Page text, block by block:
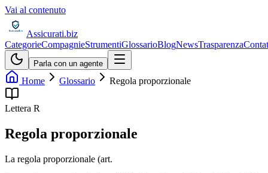
Vai al contenuto
Assicurati.biz
CategorieCompagnieStrumentiGlossarioBlogNewsTrasparenza
Parla con un agente
Home Glossario Regola proporzionale
Lettera R
Regola proporzionale
La regola proporzionale (art.